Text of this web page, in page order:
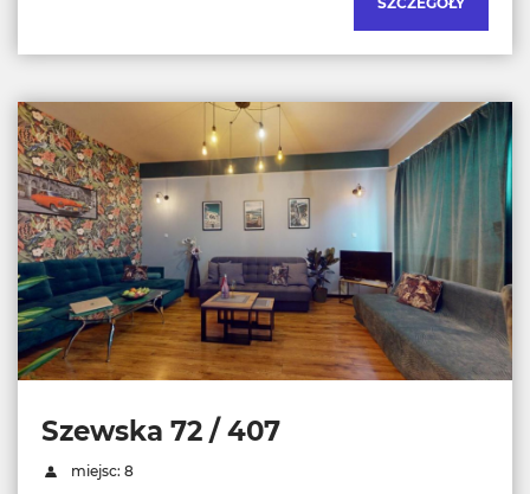
Szewska 72 / 407
miejsc: 8